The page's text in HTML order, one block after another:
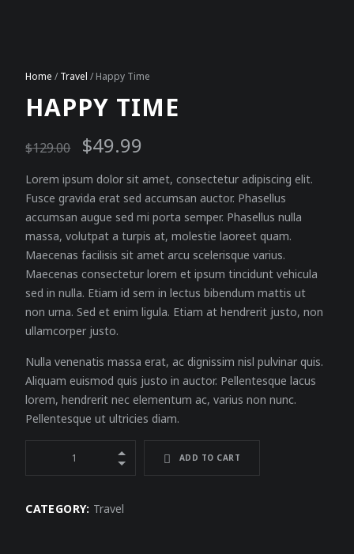
Home / Travel / Happy Time
HAPPY TIME
$129.00 Original price was: $129.00.
$49.99
Lorem ipsum dolor sit amet, consectetur adipiscing elit.
Fusce gravida erat sed accumsan auctor. Phasellus
accumsan augue sed mi porta semper. Phasellus nulla
massa, volutpat a turpis at, molestie laoreet quam.
Maecenas facilisis sit amet arcu scelerisque varius.
Maecenas consectetur lorem et ipsum tincidunt vehicula
sed in nulla. Etiam id sem in lectus bibendum mattis ut
non urna. Sed et enim ligula. Etiam at hendrerit justo, non
ullamcorper justo.
Nulla venenatis massa erat, ac dignissim nisl pulvinar quis.
Aliquam euismod quis justo in auctor. Pellentesque lacus
lorem, hendrerit nec elementum ac, varius non nunc.
Pellentesque ut ultricies diam.
ADD TO CART
CATEGORY: Travel